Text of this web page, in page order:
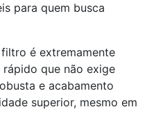
para quem busca
é extremamente
que não exige
e acabamento
superior, mesmo em